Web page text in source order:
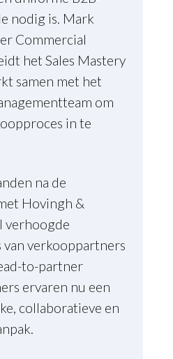
nodig is. Mark
Commercial
het Sales Mastery
samen met het
om
in te
na de
Hovingh &
verhoogde
van verkooppartners
to-partner
ervaren nu een
collaboratieve en